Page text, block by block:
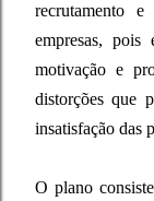
recrutamento
empresas, pois
motivação e
distorções que
insatisfação das
O plano